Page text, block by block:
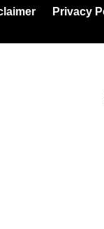
Privacy